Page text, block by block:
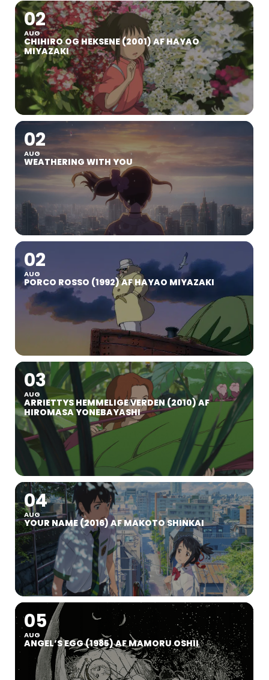
02
AUG
CHIHIRO OG HEKSENE (2001) AF HAYAO
MIYAZAKI
02
AUG
WEATHERING WITH YOU
02
AUG
PORCO ROSSO (1992) AF HAYAO MIYAZAKI
03
AUG
ARRIETTYS HEMMELIGE VERDEN (2010) AF
HIROMASA YONEBAYASHI
04
AUG
YOUR NAME (2016) AF MAKOTO SHINKAI
05
AUG
ANGEL’S EGG (1985) AF MAMORU OSHII